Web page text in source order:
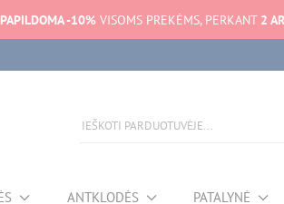
PAPILDOMA -10% VISOMS PREKĖMS, PERKANT 2
ANTKLODĖS PATALYNĖ